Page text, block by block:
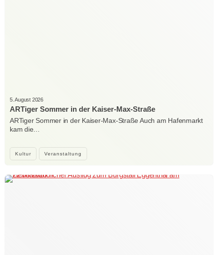
Kultur Veranstaltung
5. August 2026
ARTiger Sommer in der Kaiser-Max-Straße
ARTiger Sommer in der Kaiser-Max-Straße Auch am Hafenmarkt
kam die…